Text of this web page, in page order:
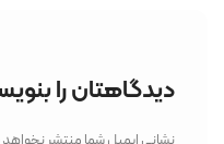
دیدگاهتان را